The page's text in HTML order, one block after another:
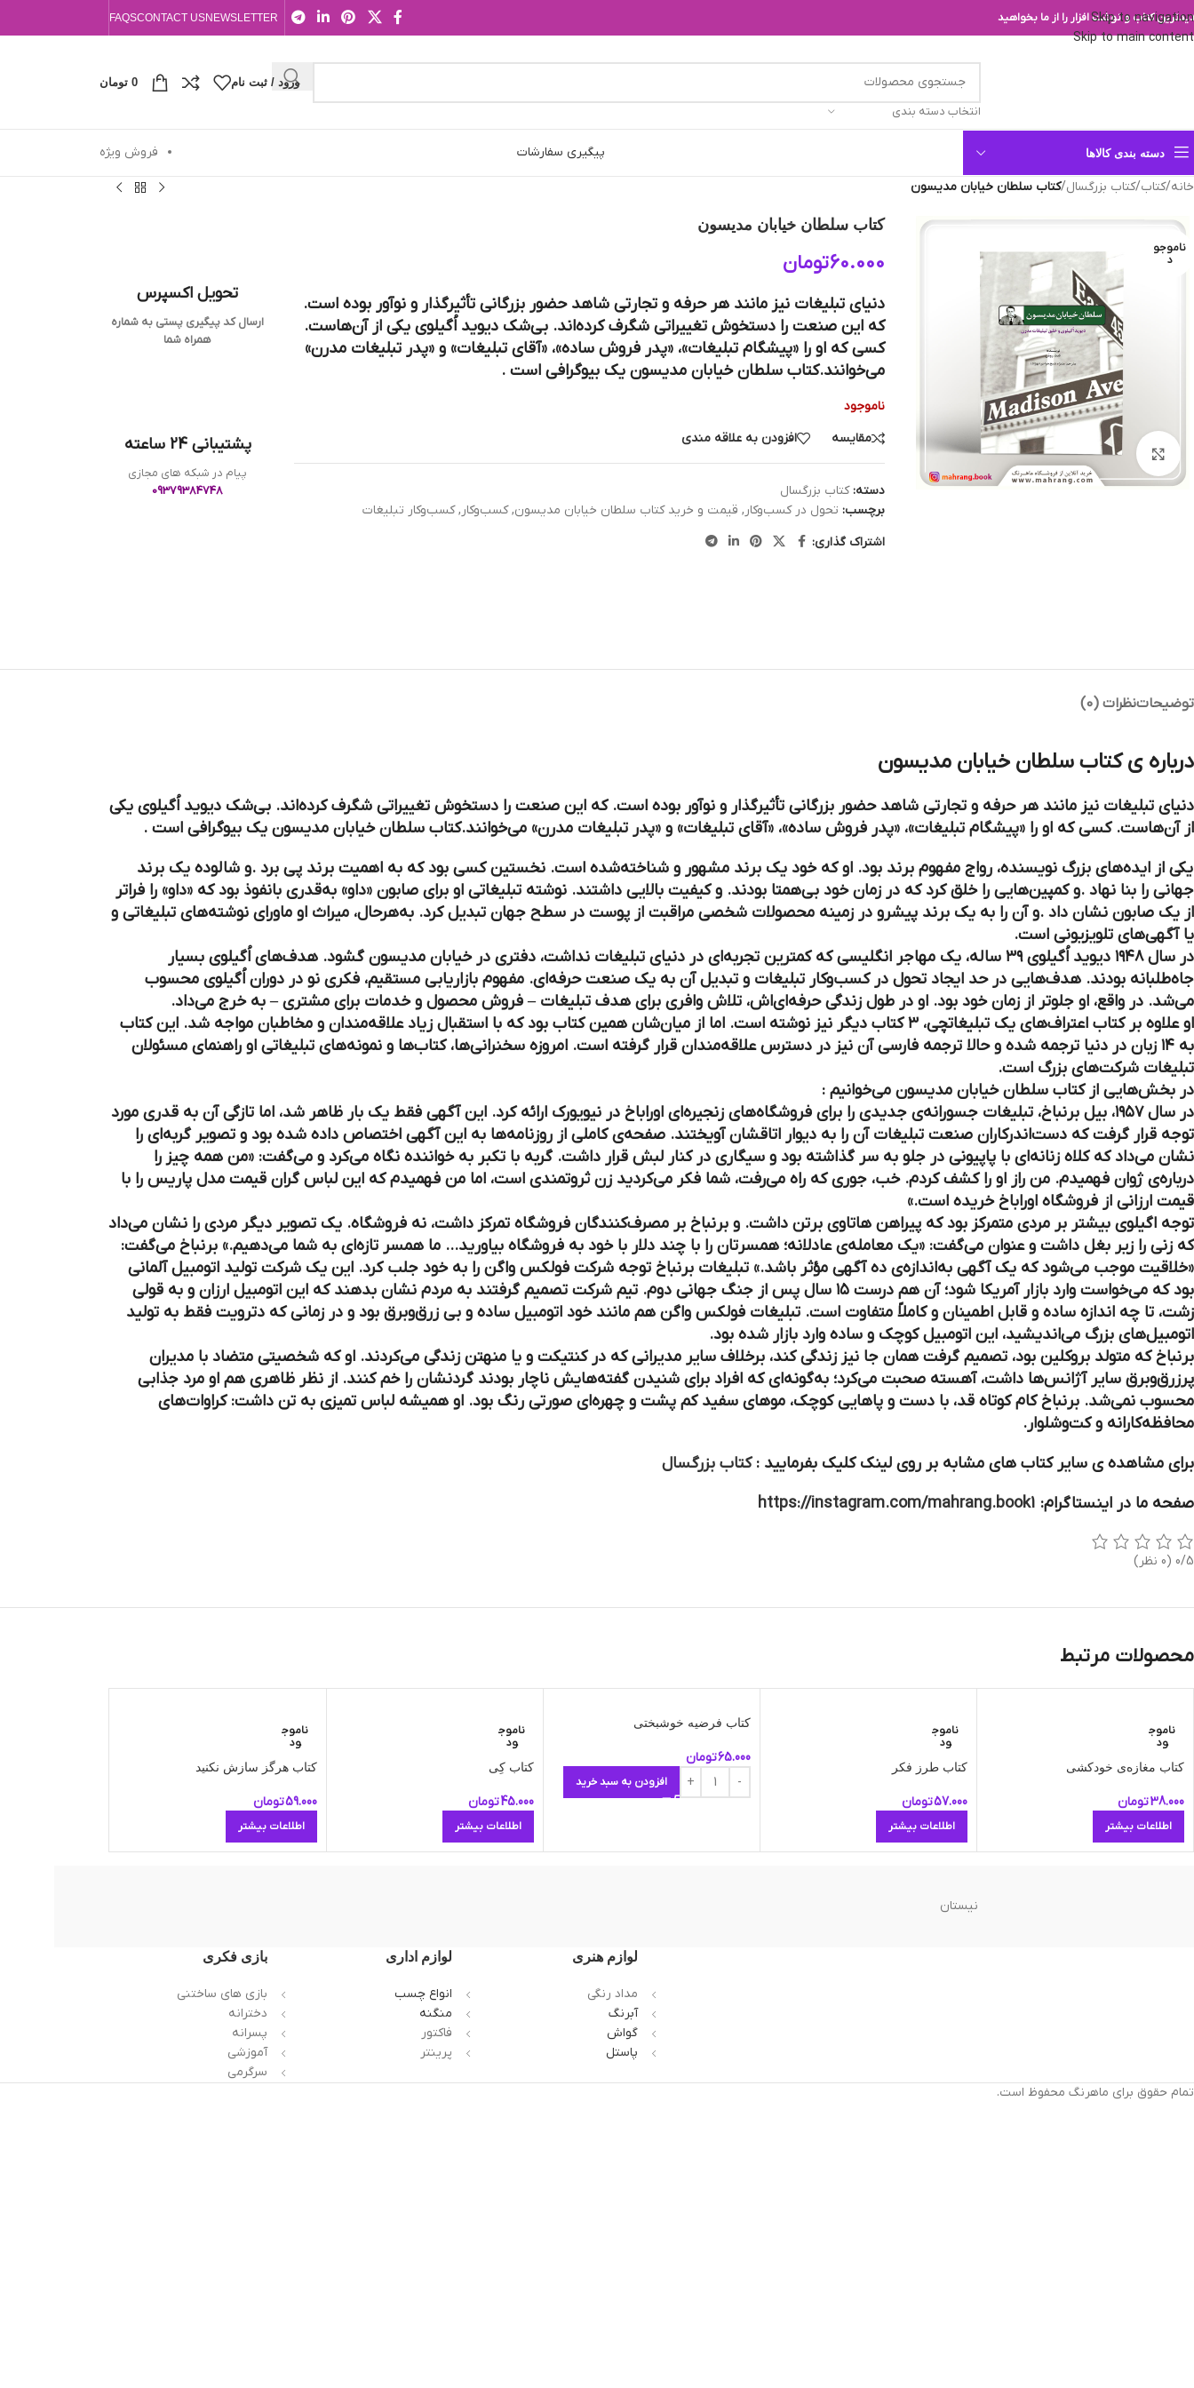
Skip to navigation
Skip to main content
کتاب و نوشت افزار را از ما بخواهید NEWSLETTER
CONTACT US
FAQS
انتخاب دسته بندی
ورود / ثبت نام 0 تومان
دسته بندی کالاها پیگیری سفارشات فروش ویژه
خانه/کتاب/کتاب بزرگسال/کتاب سلطان خیابان مدیسون
ناموجو
د
بزرگنمایی تصویر
کتاب سلطان خیابان مدیسون
60.000تومان
دنیای تبلیغات نیز مانند هر حرفه و تجارتی شاهد حضور بزرگانی تأثیرگذار و نوآور بوده است.
که این صنعت را دستخوش تغییراتی شگرف کرده‌اند. بی‌شک دیوید اُگیلوی یکی از آن‌هاست.
کسی که او را «پیشگام تبلیغات»، «پدر فروش ساده»، «آقای تبلیغات» و «پدر تبلیغات مدرن»
می‌خوانند.کتاب سلطان خیابان مدیسون یک بیوگرافی است .
ناموجود
مقایسه
افزودن به علاقه مندی
دسته: کتاب بزرگسال
برچسب: تحول در کسب‌وکار, قیمت و خرید کتاب سلطان خیابان مدیسون, کسب‌وکار, کسب‌وکار تبلیغات
اشتراک گذاری:
تحویل اکسپرس
ارسال کد پیگیری پستی به شماره
همراه شما
پشتیبانی 24 ساعته
پیام در شبکه های مجازی
09379384748
توضیحاتنظرات (0)
درباره ی کتاب سلطان خیابان مدیسون
دنیای تبلیغات نیز مانند هر حرفه و تجارتی شاهد حضور بزرگانی تأثیرگذار و نوآور بوده است. که این صنعت را دستخوش تغییراتی شگرف کرده‌اند. بی‌شک دیوید اُگیلوی یکی
از آن‌هاست. کسی که او را «پیشگام تبلیغات»، «پدر فروش ساده»، «آقای تبلیغات» و «پدر تبلیغات مدرن» می‌خوانند.کتاب سلطان خیابان مدیسون یک بیوگرافی است .
یکی از ایده‌های بزرگ نویسنده، رواج مفهوم برند بود. او که خود یک برند مشهور و شناخته‌شده است. نخستین کسی بود که به اهمیت برند پی برد .و شالوده یک برند
جهانی را بنا نهاد .و کمپین‌هایی را خلق کرد که در زمان خود بی‌همتا بودند. و کیفیت بالایی داشتند. نوشته تبلیغاتی او برای صابون «داو» به‌قدری بانفوذ بود که «داو» را فراتر
از یک صابون نشان داد .و آن را به یک برند پیشرو در زمینه محصولات شخصی مراقبت از پوست در سطح جهان تبدیل کرد. به‌هرحال، میراث او ماورای نوشته‌های تبلیغاتی و
یا آگهی‌های تلویزیونی است.
در سال ۱۹۴۸ دیوید اُگیلوی ۳۹ ساله، یک مهاجر انگلیسی که کمترین تجربه‌ای در دنیای تبلیغات نداشت، دفتری در خیابان مدیسون گشود. هدف‌های اُگیلوی بسیار
جاه‌طلبانه بودند. هدف‌هایی در حد ایجاد تحول در کسب‌وکار تبلیغات و تبدیل آن به یک صنعت حرفه‌ای. مفهوم بازاریابی مستقیم، فکری نو در دوران اُگیلوی محسوب
می‌شد. در واقع، او جلوتر از زمان خود بود. او در طول زندگی حرفه‌ای‌اش، تلاش وافری برای هدف تبلیغات – فروش محصول و خدمات برای مشتری – به خرج می‌داد.
او علاوه بر کتاب اعتراف‌های یک تبلیغاتچی، ۳ کتاب دیگر نیز نوشته است. اما از میان‌شان همین کتاب بود که با استقبال زیاد علاقه‌مندان و مخاطبان مواجه شد. این کتاب
به ۱۴ زبان در دنیا ترجمه شده و حالا ترجمه فارسی آن نیز در دسترس علاقه‌مندان قرار گرفته است. امروزه سخنرانی‌ها، کتاب‌ها و نمونه‌های تبلیغاتی او راهنمای مسئولان
تبلیغات شرکت‌های بزرگ است.
در بخش‌هایی از کتاب سلطان خیابان مدیسون می‌خوانیم :
در سال ۱۹۵۷، بیل برنباخ، تبلیغات جسورانه‌ی جدیدی را برای فروشگاه‌های زنجیره‌ای اوراباخ در نیویورک ارائه کرد. این آگهی فقط یک بار ظاهر شد، اما تازگی آن به قدری مورد
توجه قرار گرفت که دست‌اندرکاران صنعت تبلیغات آن را به دیوار اتاقشان آویختند. صفحه‌ی کاملی از روزنامه‌ها به این آگهی اختصاص داده شده بود و تصویر گربه‌ای را
نشان می‌داد که کلاه زنانه‌ای با پاپیونی در جلو به سر گذاشته بود و سیگاری در کنار لبش قرار داشت. گربه با تكبر به خواننده نگاه می‌کرد و می‌گفت: «من همه چیز را
درباره‌ی ژوان فهمیدم. من راز او را کشف کردم. خب، جوری که راه می‌رفت، شما فکر می‌کردید زن ثروتمندی است، اما من فهمیدم که این لباس گران قیمت مدل پاریس را با
قیمت ارزانی از فروشگاه اوراباخ خریده است.»
توجه اگیلوی بیشتر بر مردی متمرکز بود که پیراهن هاتاوی برتن داشت. و برنباخ بر مصرف‌کنندگان فروشگاه تمرکز داشت، نه فروشگاه. یک تصویر دیگر مردی را نشان می‌داد
که زنی را زیر بغل داشت و عنوان می‌گفت: «یک معامله‌ی عادلانه؛ همسرتان را با چند دلار با خود به فروشگاه بیاورید… ما همسر تازه‌ای به شما می‌دهیم.» برنباخ می‌گفت:
«خلاقیت موجب می‌شود که یک آگهی به‌اندازه‌ی ده آگهی مؤثر باشد.» تبلیغات برنباخ توجه شرکت فولکس واگن را به خود جلب کرد. این یک شرکت تولید اتومبیل آلمانی
بود که می‌خواست وارد بازار آمریکا شود؛ آن هم درست ۱۵ سال پس از جنگ جهانی دوم. تیم شرکت تصمیم گرفتند به مردم نشان بدهند که این اتومبیل ارزان و به قولی
زشت، تا چه اندازه ساده و قابل اطمینان و کاملاً متفاوت است. تبلیغات فولکس واگن هم مانند خود اتومبیل ساده و بی زرق‌وبرق بود و در زمانی که دترويت فقط به تولید
اتومبیل‌های بزرگ می‌اندیشید، این اتومبیل کوچک و ساده وارد بازار شده بود.
برنباخ که متولد بروکلین بود، تصمیم گرفت همان جا نیز زندگی کند، برخلاف سایر مدیرانی که در کنتیکت و یا منهتن زندگی می‌کردند. او که شخصیتی متضاد با مدیران
پرزرق‌وبرق سایر آژانس‌ها داشت، آهسته صحبت می‌کرد؛ به‌گونه‌ای که افراد برای شنیدن گفته‌هایش ناچار بودند گردنشان را خم کنند. از نظر ظاهری هم او مرد جذابی
محسوب نمی‌شد. برنباخ كام كوتاه قد، با دست و پاهایی کوچک، موهای سفید کم پشت و چهره‌ای صورتی رنگ بود. او همیشه لباس تمیزی به تن داشت: کراوات‌های
محافظه‌کارانه و کت‌وشلوار.
برای مشاهده ی سایر کتاب های مشابه بر روی لینک کلیک بفرمایید :کتاب بزرگسال
صفحه ما در اینستاگرام: https://instagram.com/mahrang.book1
0/5 (0 نظر)
محصولات مرتبط
ناموج
ود
کتاب مغازه‌ی خودکشی
38.000تومان
اطلاعات بیشتر
ناموج
ود
کتاب طرز فکر
57.000تومان
اطلاعات بیشتر
کتاب فرضیه خوشبختی
65.000تومان
افزودن به سبد خرید
ناموج
ود
کتاب کِی
45.000تومان
اطلاعات بیشتر
ناموج
ود
کتاب هرگز سازش نکنید
59.000تومان
اطلاعات بیشتر
نیستان
لوازم هنری
مداد رنگی
آبرنگ
گواش
پاستل
لوازم اداری
انواع چسب
منگنه
فاکتور
پرینتر
بازی فکری
بازی های ساختنی
دخترانه
پسرانه
آموزشی
سرگرمی
تمام حقوق برای ماهرنگ محفوظ است.